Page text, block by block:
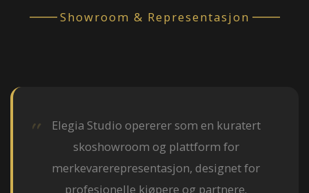
Showroom & Representasjon
Elegia Studio opererer som en kuratert
skoshowroom og plattform for
merkevarerepresentasjon, designet for
profesjonelle kjøpere og partnere.